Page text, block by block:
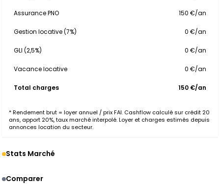
Assurance PNO 150 €/an
Gestion locative (7%) 0 €/an
GLI (2,5%) 0 €/an
Vacance locative 0 €/an
Total charges 150 €/an
* Rendement brut = loyer annuel / prix FAI. Cashflow calculé sur crédit 20
ans, apport 20%, taux marché interpolé. Loyer et charges estimés depuis
annonces location du secteur.
Stats Marché
Comparer